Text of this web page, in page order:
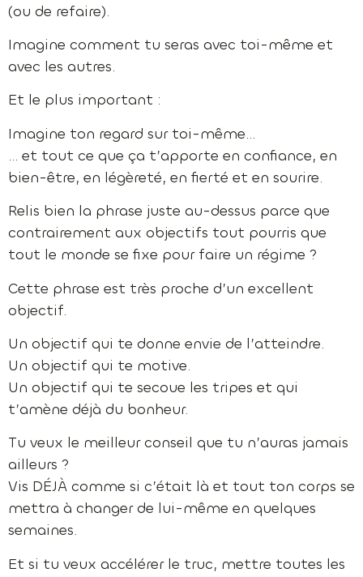
(ou de refaire).
Imagine comment tu seras avec toi-même et
avec les autres.
Et le plus important :
Imagine ton regard sur toi-même…
… et tout ce que ça t’apporte en confiance, en
bien-être, en légèreté, en fierté et en sourire.
Relis bien la phrase juste au-dessus parce que
contrairement aux objectifs tout pourris que
tout le monde se fixe pour faire un régime ?
Cette phrase est très proche d’un excellent
objectif.
Un objectif qui te donne envie de l’atteindre.
Un objectif qui te motive.
Un objectif qui te secoue les tripes et qui
t’amène déjà du bonheur.
Tu veux le meilleur conseil que tu n’auras jamais
ailleurs ?
Vis DÉJÀ comme si c’était là et tout ton corps se
mettra à changer de lui-même en quelques
semaines.
Et si tu veux accélérer le truc, mettre toutes les